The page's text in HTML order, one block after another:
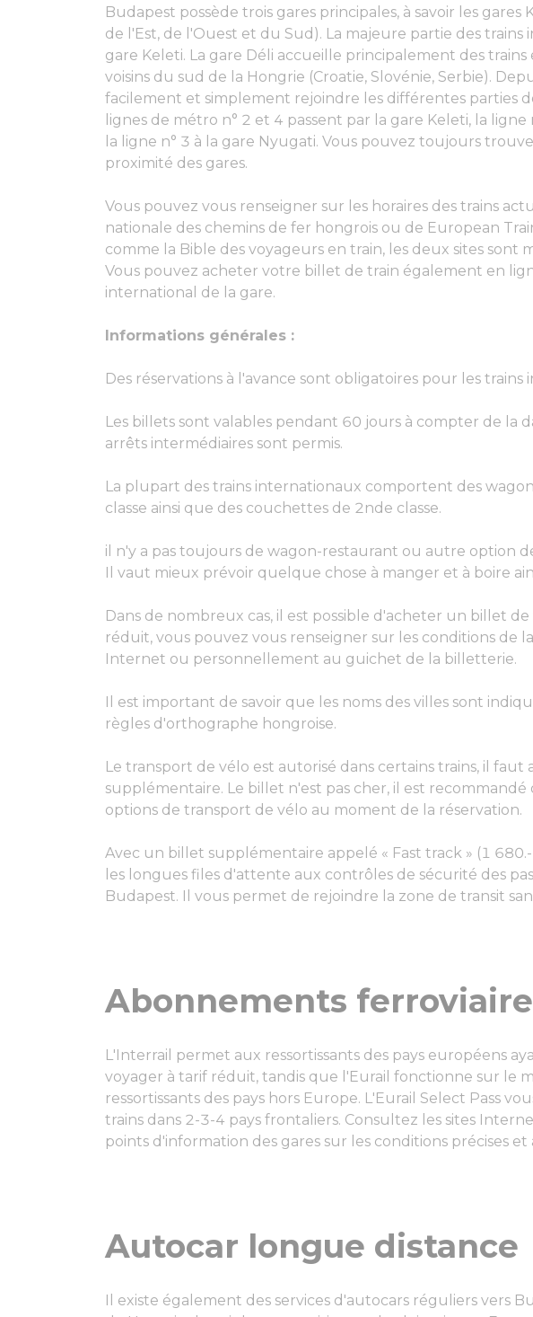
Budapest possède trois gares principales, à savoir les gares
de l'Est, de l'Ouest et du Sud). La majeure partie des
gare Keleti. La gare Déli accueille principalement des trains
voisins du sud de la Hongrie (Croatie, Slovénie, Serbie).
facilement et simplement rejoindre les différentes parties
lignes de métro n° 2 et 4 passent par la gare Keleti, la ligne
la ligne n° 3 à la gare Nyugati. Vous pouvez toujours
proximité des gares.
Vous pouvez vous renseigner sur les horaires des trains
nationale des chemins de fer hongrois ou de European
comme la Bible des voyageurs en train, les deux sites sont
Vous pouvez acheter votre billet de train également en
international de la gare.
Informations générales :
Des réservations à l'avance sont obligatoires pour les trains
Les billets sont valables pendant 60 jours à compter de la
arrêts intermédiaires sont permis.
La plupart des trains internationaux comportent des
classe ainsi que des couchettes de 2nde classe.
il n'y a pas toujours de wagon-restaurant ou autre option
Il vaut mieux prévoir quelque chose à manger et à boire
Dans de nombreux cas, il est possible d'acheter un billet
réduit, vous pouvez vous renseigner sur les conditions de
Internet ou personnellement au guichet de la billetterie.
Il est important de savoir que les noms des villes sont
règles d'orthographe hongroise.
Le transport de vélo est autorisé dans certains trains, il
supplémentaire. Le billet n'est pas cher, il est recommandé
options de transport de vélo au moment de la réservation.
Avec un billet supplémentaire appelé « Fast track » (1
les longues files d'attente aux contrôles de sécurité des
Budapest. Il vous permet de rejoindre la zone de transit
Abonnements
L'Interrail permet aux ressortissants des pays européens
voyager à tarif réduit, tandis que l'Eurail fonctionne sur le
ressortissants des pays hors Europe. L'Eurail Select Pass
trains dans 2-3-4 pays frontaliers. Consultez les sites
points d'information des gares sur les conditions précises et
Autocar longue distance
Il existe également des services d'autocars réguliers vers